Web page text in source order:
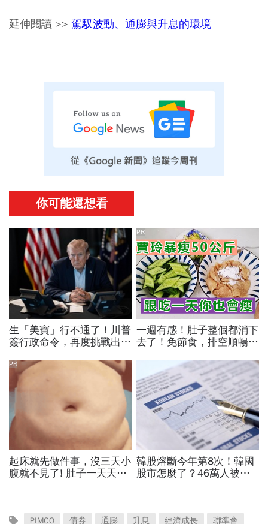
延伸閱讀 >> 駕馭波動、通膨與升息的環境
PIMCO 債券 通膨 升息 經濟成長
聯準會